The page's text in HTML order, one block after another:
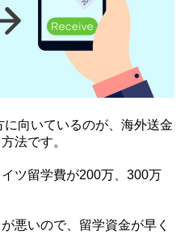
向いているのが、海外送金
法です。
ツ留学費が200万、300万
悪いので、留学資金が早く